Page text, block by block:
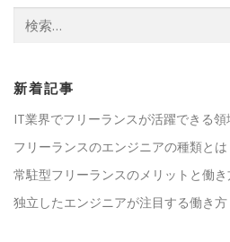
索:
新着記事
IT業界でフリーランスが活躍できる領
フリーランスのエンジニアの種類とは
常駐型フリーランスのメリットと働
独立したエンジニアが注目する働き方